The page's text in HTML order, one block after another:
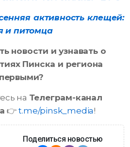
активность клещей:
и питомца
новости и узнавать о
Пинска и региона
первыми?
на Телеграм-канал
👉t.me/pinsk_media!
Поделиться новостью